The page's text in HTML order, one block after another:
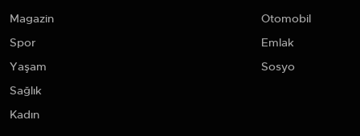
Magazin
Spor
Yaşam
Sağlık
Kadın
Otomobil
Emlak
Sosyo